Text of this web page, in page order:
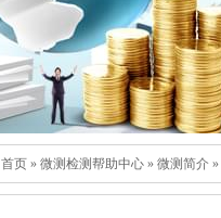
首页 » 微测检测帮助中心 » 微测简介 »